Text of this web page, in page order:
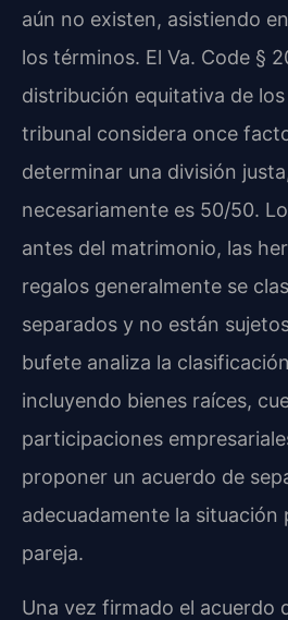
aún no existen, asistiendo
los términos. El Va. Code §
distribución equitativa de los
tribunal considera once
determinar una división
necesariamente es 50/50.
antes del matrimonio, las
regalos generalmente se
separados y no están
bufete analiza la
incluyendo bienes raíces,
participaciones
proponer un acuerdo de
adecuadamente la situación
pareja.
Una vez firmado el acuerdo